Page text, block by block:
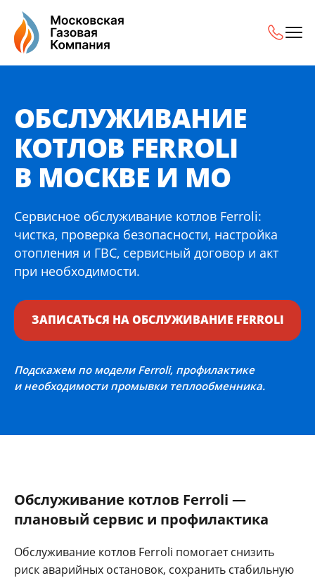
ОБСЛУЖИВАНИЕ
КОТЛОВ FERROLI
В МОСКВЕ И МО
Сервисное обслуживание котлов Ferroli:
чистка, проверка безопасности, настройка
отопления и ГВС, сервисный договор и акт
при необходимости.
ЗАПИСАТЬСЯ НА ОБСЛУЖИВАНИЕ FERROLI
Подскажем по модели Ferroli, профилактике
и необходимости промывки теплообменника.
Обслуживание котлов Ferroli —
плановый сервис и профилактика
Обслуживание котлов Ferroli помогает снизить
риск аварийных остановок, сохранить стабильную